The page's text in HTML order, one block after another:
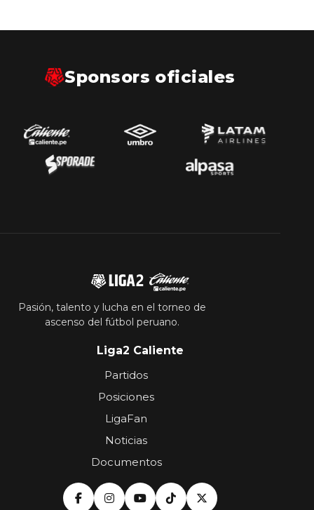
Sponsors oficiales
Pasión, talento y lucha en el torneo de
ascenso del fútbol peruano.
Liga2 Caliente
Partidos
Posiciones
LigaFan
Noticias
Documentos